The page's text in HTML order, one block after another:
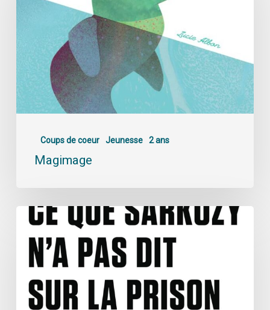
Coups de coeur Jeunesse 2 ans
Magimage